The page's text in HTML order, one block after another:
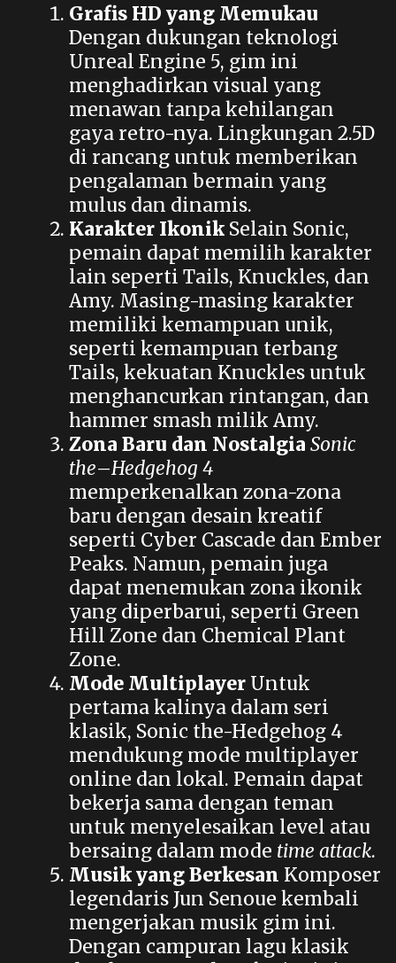
Grafis HD yang Memukau
Dengan dukungan teknologi
Unreal Engine 5, gim ini
menghadirkan visual yang
menawan tanpa kehilangan
gaya retro-nya. Lingkungan 2.5D
di rancang untuk memberikan
pengalaman bermain yang
mulus dan dinamis.
Karakter Ikonik Selain Sonic,
pemain dapat memilih karakter
lain seperti Tails, Knuckles, dan
Amy. Masing-masing karakter
memiliki kemampuan unik,
seperti kemampuan terbang
Tails, kekuatan Knuckles untuk
menghancurkan rintangan, dan
hammer smash milik Amy.
Zona Baru dan Nostalgia Sonic
the–Hedgehog 4
memperkenalkan zona-zona
baru dengan desain kreatif
seperti Cyber Cascade dan Ember
Peaks. Namun, pemain juga
dapat menemukan zona ikonik
yang diperbarui, seperti Green
Hill Zone dan Chemical Plant
Zone.
Mode Multiplayer Untuk
pertama kalinya dalam seri
klasik, Sonic the-Hedgehog 4
mendukung mode multiplayer
online dan lokal. Pemain dapat
bekerja sama dengan teman
untuk menyelesaikan level atau
bersaing dalam mode time attack.
Musik yang Berkesan Komposer
legendaris Jun Senoue kembali
mengerjakan musik gim ini.
Dengan campuran lagu klasik